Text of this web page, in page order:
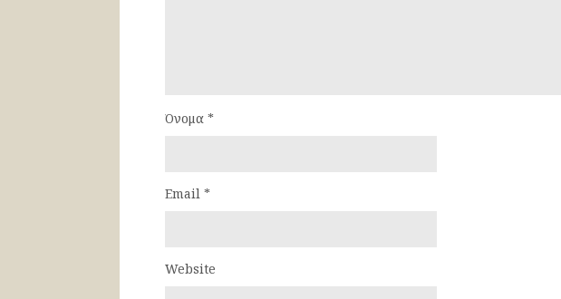
Όνομα *
Email *
Website